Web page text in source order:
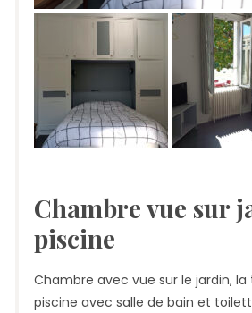
Chambre vue sur
piscine
Chambre avec vue sur le jardin, la
piscine avec salle de bain et